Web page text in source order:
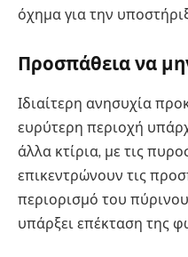
όχημα για την
Προσπάθεια να
Ιδιαίτερη ανησυχία
ευρύτερη περιοχή
άλλα κτίρια, με τις
επικεντρώνουν τις
περιορισμό του
υπάρξει επέκταση της